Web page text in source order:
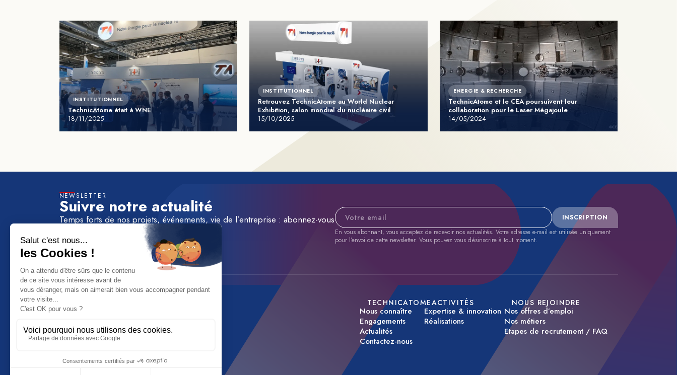
INSTITUTIONNEL
TechnicAtome était à WNE
18/11/2025
INSTITUTIONNEL
Retrouvez TechnicAtome au World Nuclear
Exhibition, salon mondial du nucléaire civil
15/10/2025
ENERGIE & RECHERCHE
TechnicAtome et le CEA poursuivent leur
collaboration pour le Laser Mégajoule
14/05/2024
NEWSLETTER
Suivre notre actualité
Temps forts de nos projets, événements, vie de l’entreprise : abonnez-vous
à la newsletter de TechnicAtome
Adresse e-mail
INSCRIPTION
En vous abonnant, vous acceptez de recevoir nos actualités. Votre adresse e-mail est utilisée uniquement
pour l’envoi de cette newsletter. Vous pouvez vous désinscrire à tout moment.
TECHNICATOME
Nous connaître
Engagements
Actualités
Contactez-nous
ACTIVITÉS
Expertise & innovation
Réalisations
NOUS REJOINDRE
Nos offres d’emploi
Nos métiers
Etapes de recrutement / FAQ